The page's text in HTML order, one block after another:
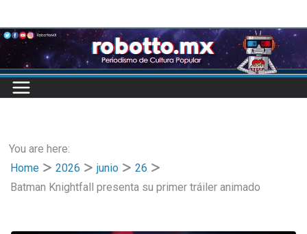
to
content
You are here:
Home
2026 junio
26
Batman Knightfall presenta su primer tráiler animado